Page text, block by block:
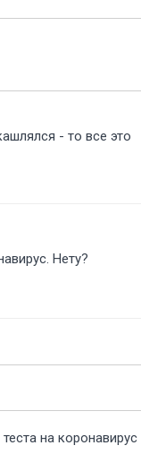
- то все это
Нету
на коронавирус